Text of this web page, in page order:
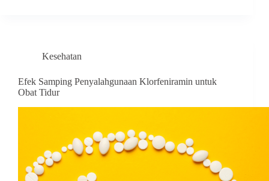
Kesehatan
Efek Samping Penyalahgunaan Klorfeniramin untuk
Obat Tidur